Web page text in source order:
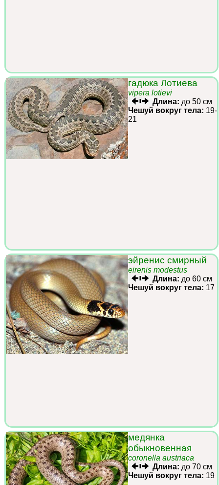
гадюка Лотиева
vipera lotievi
Длина: до 50 см
Чешуй вокруг тела: 19-
21
эйренис смирный
eirenis modestus
Длина: до 60 см
Чешуй вокруг тела: 17
медянка
обыкновенная
coronella austriaca
Длина: до 70 см
Чешуй вокруг тела: 19